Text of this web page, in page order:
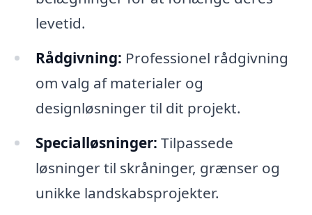
levetid.
Rådgivning: Professionel rådgivning
om valg af materialer og
designløsninger til dit projekt.
Specialløsninger: Tilpassede
løsninger til skråninger, grænser og
unikke landskabsprojekter.